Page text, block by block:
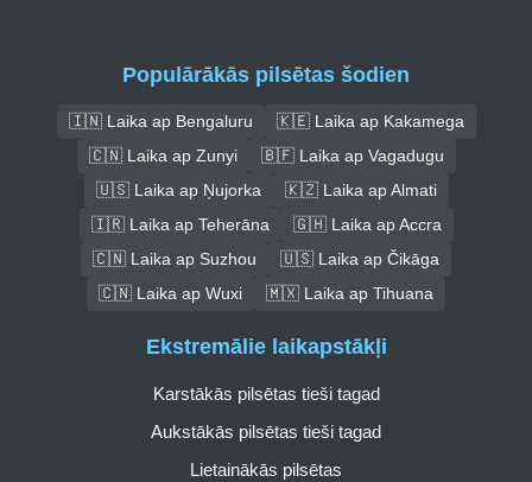
Populārākās pilsētas šodien
🇮🇳 Laika ap Bengaluru
🇰🇪 Laika ap Kakamega
🇨🇳 Laika ap Zunyi
🇧🇫 Laika ap Vagadugu
🇺🇸 Laika ap Ņujorka
🇰🇿 Laika ap Almati
🇮🇷 Laika ap Teherāna
🇬🇭 Laika ap Accra
🇨🇳 Laika ap Suzhou
🇺🇸 Laika ap Čikāga
🇨🇳 Laika ap Wuxi
🇲🇽 Laika ap Tihuana
Ekstremālie laikapstākļi
Karstākās pilsētas tieši tagad
Aukstākās pilsētas tieši tagad
Lietainākās pilsētas